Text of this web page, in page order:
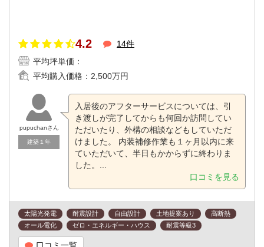
4.2
14件
平均坪単価：
平均購入価格： 2,500万円
pupuchanさん
建築１年
入居後のアフターサービスについては、引
き渡しが完了してからも何回か訪問してい
ただいたり、外構の相談などもしていただ
けました。 内装補修作業も１ヶ月以内に来
ていただいて、半日もかからずに終わりま
した。...
口コミを見る
太陽光発電 耐震設計 自由設計 土地提案あり
高断熱
オール電化
ゼロ・エネルギー・ハウス 耐震等級3